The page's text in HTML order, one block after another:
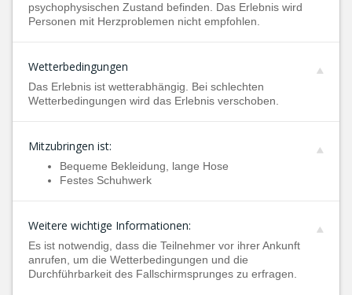
psychophysischen Zustand befinden. Das Erlebnis wird
Personen mit Herzproblemen nicht empfohlen.
Wetterbedingungen
Das Erlebnis ist wetterabhängig. Bei schlechten
Wetterbedingungen wird das Erlebnis verschoben.
Mitzubringen ist:
Bequeme Bekleidung, lange Hose
Festes Schuhwerk
Weitere wichtige Informationen:
Es ist notwendig, dass die Teilnehmer vor ihrer Ankunft
anrufen, um die Wetterbedingungen und die
Durchführbarkeit des Fallschirmsprunges zu erfragen.